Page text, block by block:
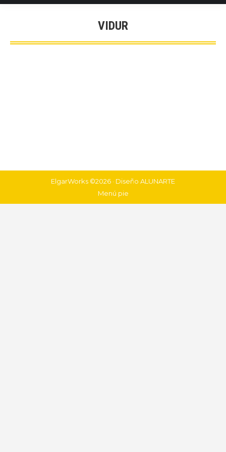
VIDUR
You are here:
ElgarWorks ©2026 · Diseño ALUNARTE
Menú pie